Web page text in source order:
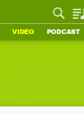
VIDEO PODCAST